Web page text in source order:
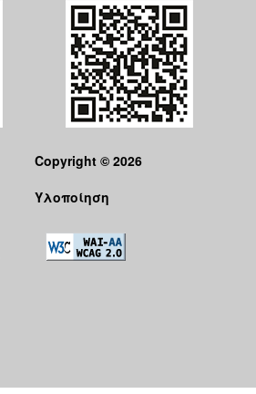
Copyright © 2026
Υλοποίηση